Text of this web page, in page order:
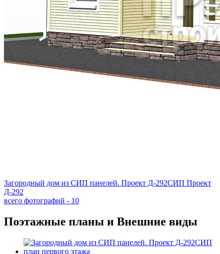
Загородный дом из СИП панелей. Проект Д-292СИП Проект
Д-292
всего фотографий - 10
Поэтажные планы и Внешние виды